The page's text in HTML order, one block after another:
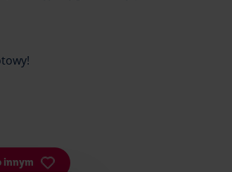
innym